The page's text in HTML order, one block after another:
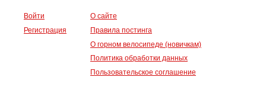
Войти
Регистрация
О сайте
Правила постинга
О горном велосипеде (новичкам)
Политика обработки данных
Пользовательское соглашение